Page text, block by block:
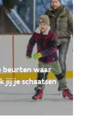
beurten waar
jij je schaatsen